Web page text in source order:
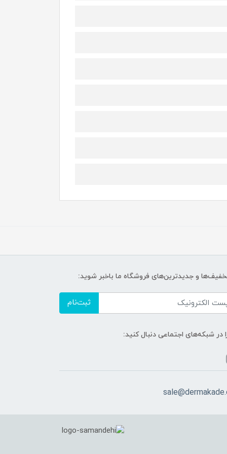
و جدیدترین‌های فروشگاه ما باخبر شوید:
ثبت‌نام
در شبکه‌های اجتماعی دنبال کنید: